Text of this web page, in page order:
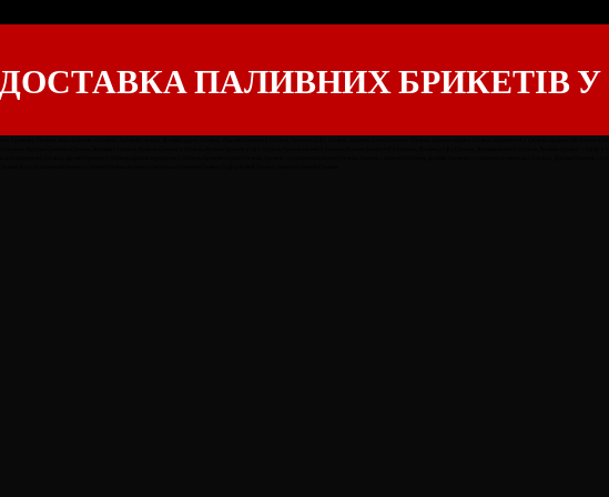
ДОСТАВКА ПАЛИВНИХ БРИКЕТІВ